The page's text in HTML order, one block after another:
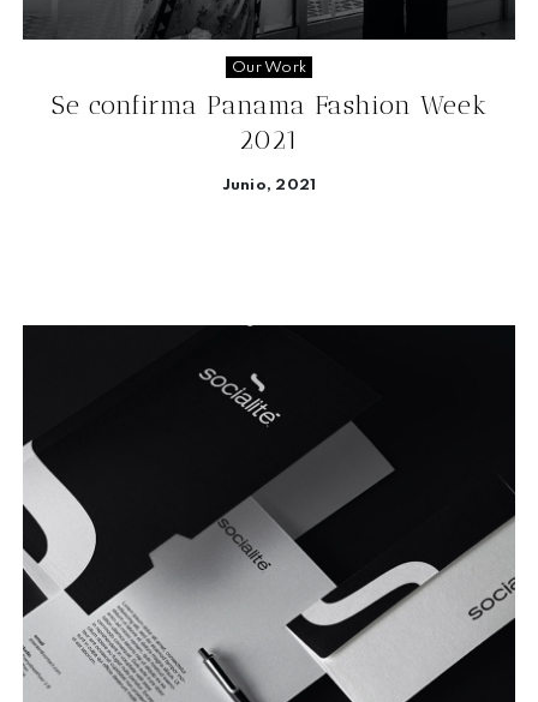
Our Work
Se confirma Panama Fashion Week
2021
Junio, 2021